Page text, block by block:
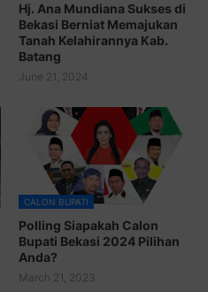
Hj. Ana Mundiana Sukses di
Bekasi Berniat Memajukan
Tanah Kelahirannya Kab.
Batang
June 21, 2024
CALON BUPATI
Polling Siapakah Calon
Bupati Bekasi 2024 Pilihan
Anda?
March 21, 2023